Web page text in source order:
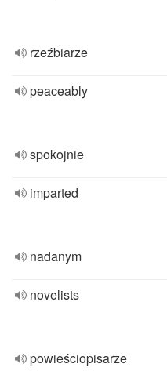
rzeźbiarze
peaceably
spokojnie
imparted
nadanym
novelists
powieściopisarze